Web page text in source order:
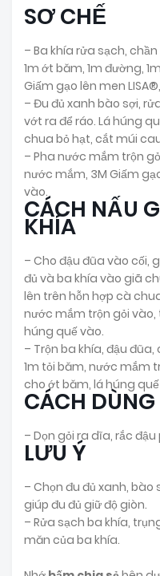
SƠ CHẾ
– Ba khía rửa sạch,
1m ớt băm, 1m đường,
Giấm gạo lên men
– Đu đủ xanh bào sợi,
vớt ra để ráo. Lá húng
chua bỏ hạt, cắt múi
– Pha nước mắm trộn
nước mắm, 3M Giấm
vào.
CÁCH NẤU
KHÍA
– Cho đậu đũa vào cối,
đủ và ba khía vào giã
lên trên hỗn hợp cà
nước mắm trộn gỏi
húng quế vào.
– Trộn ba khía, đậu
1m tỏi băm, nước mắm
cho ớt băm, lá húng
CÁCH DÙNG
– Dọn gỏi ra dĩa, rắc
LƯU Ý
– Chọn đu đủ xanh,
giúp đu đủ giữ độ giòn.
– Rửa sạch ba khía,
măn của ba khía.